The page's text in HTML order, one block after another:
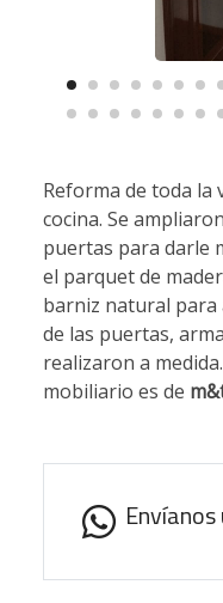
Reforma de toda la
cocina. Se
puertas para darle
el parquet de
barniz natural para
de las puertas,
realizaron a
mobiliario es de